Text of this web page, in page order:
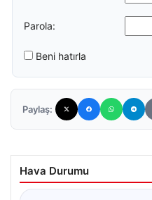
Parola:
Beni hatırla
Paylaş:
Hava Durumu